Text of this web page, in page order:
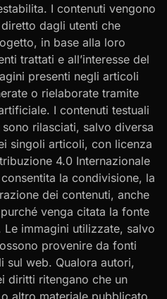
I contenuti vengono
dagli utenti che
in base alla loro
trattati e all’interesse del
presenti negli articoli
o rielaborate tramite
I contenuti testuali
rilasciati, salvo diversa
singoli articoli, con licenza
4.0 Internazionale
la condivisione, la
dei contenuti, anche
venga citata la fonte
immagini utilizzate, salvo
provenire da fonti
sul web. Qualora autori,
diritti ritengano che un
altro materiale pubblicato